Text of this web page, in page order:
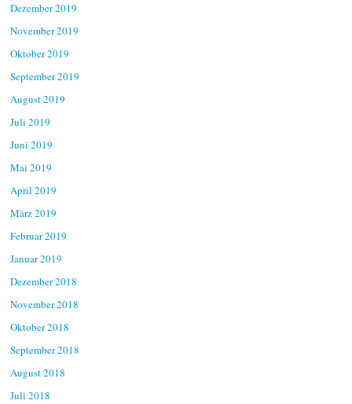
Dezember 2019
November 2019
Oktober 2019
September 2019
August 2019
Juli 2019
Juni 2019
Mai 2019
April 2019
März 2019
Februar 2019
Januar 2019
Dezember 2018
November 2018
Oktober 2018
September 2018
August 2018
Juli 2018